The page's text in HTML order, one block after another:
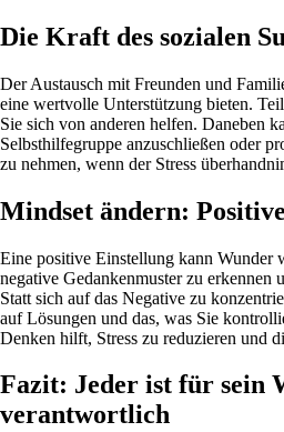
Die Kraft des sozialen
Der Austausch mit Freunden und
eine wertvolle Unterstützung bieten.
Sie sich von anderen helfen. Daneben
Selbsthilfegruppe anzuschließen oder
zu nehmen, wenn der Stress
Mindset ändern:
Eine positive Einstellung kann Wunder
negative Gedankenmuster zu erkennen
Statt sich auf das Negative zu
auf Lösungen und das, was Sie
Denken hilft, Stress zu reduzieren und
Fazit: Jeder ist für sein
verantwortlich